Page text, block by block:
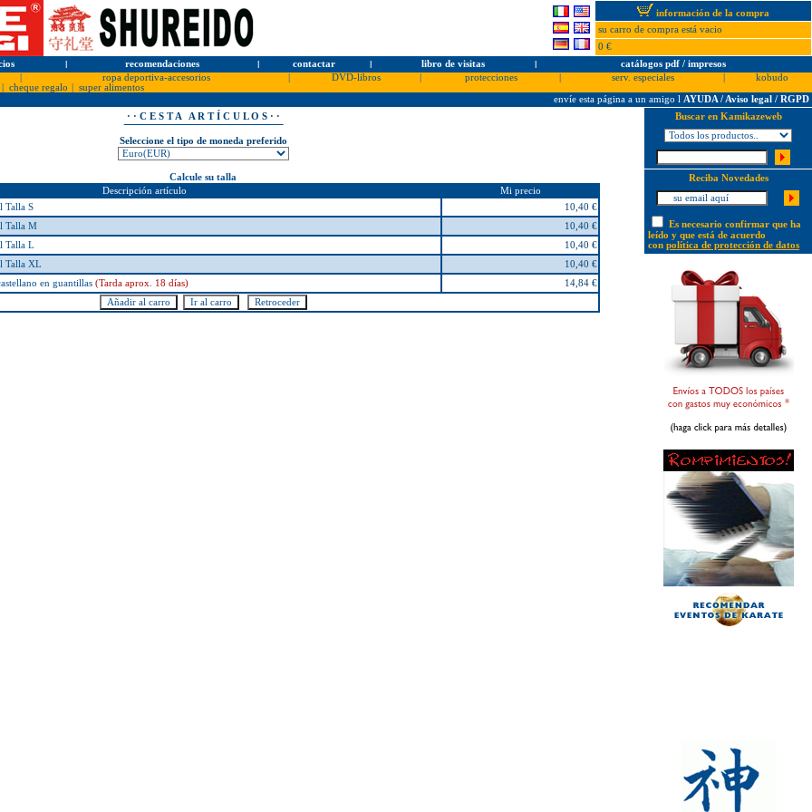
información de la compra
su carro de compra está vacio
0 €
l recomendaciones l contactar l libro de visitas l
catálogos pdf / impresos
ropa deportiva-accesorios DVD-libros protecciones serv. especiales
kobudo
cheque regalo
super alimentos
envíe esta página a un amigo l AYUDA / Aviso legal / RGPD
· · C E S T A A R T Í C U L O S · ·
Seleccione el tipo de moneda preferido
Calcule su talla
Descripción artículo
Mi precio
Talla S
10,40 €
Talla M
10,40 €
Talla L
10,40 €
Talla XL
10,40 €
en guantillas (Tarda aprox. 18 días) 14,84 €
Buscar en Kamikazeweb
Reciba Novedades
Es necesario confirmar que ha
leído y que está de acuerdo
con política de protección de datos